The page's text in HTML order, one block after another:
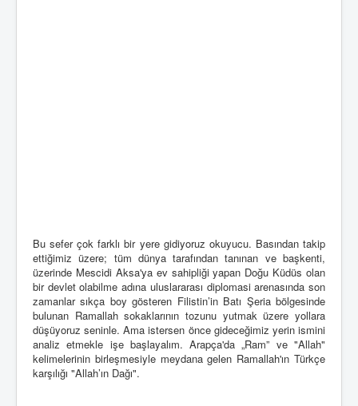
Bu sefer çok farklı bir yere gidiyoruz okuyucu. Basından takip
ettiğimiz üzere; tüm dünya tarafından tanınan ve başkenti,
üzerinde Mescidi Aksa'ya ev sahipliği yapan Doğu Küdüs olan
bir devlet olabilme adına uluslararası diplomasi arenasında son
zamanlar sıkça boy gösteren Filistin’in Batı Şeria bölgesinde
bulunan Ramallah sokaklarının tozunu yutmak üzere yollara
düşüyoruz seninle. Ama istersen önce gideceğimiz yerin ismini
analiz etmekle işe başlayalım. Arapça'da „Ram” ve "Allah"
kelimelerinin birleşmesiyle meydana gelen Ramallah'ın Türkçe
karşılığı "Allah’ın Dağı".